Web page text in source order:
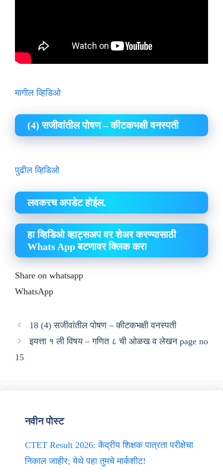
मागील व्हिडिओ
(4) सजीवांतील पोषण – कीटकभक्षी वनस्पती
पुढील व्हिडिओ
लवकरच अपडेट होईल.
हा व्हिडिओ व्हाट्सअप वर शेअर करण्यासाठी
Whats App बटणावर क्लिक करा
Share on whatsapp
WhatsApp
18 (4) सजीवांतील पोषण – कीटकभक्षी वनस्पती
इयत्ता १ ली विषय – गणित ८ ची ओळख व लेखन page no
15
नवीन पोस्ट
CTET Result 2026: केंद्रीय शिक्षक पात्रता परीक्षेचा
निकाल जाहीर; येथे पहा तुमचे मार्कशीट!